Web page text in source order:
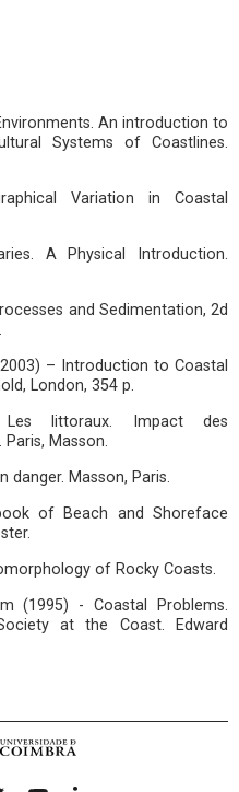
An introduction to
Systems of Coastlines.
Variation in Coastal
A Physical Introduction.
and Sedimentation, 2d
(2003) – Introduction to Coastal
London, 354 p.
Les littoraux. Impact des
Masson.
danger. Masson, Paris.
of Beach and Shoreface
of Rocky Coasts.
(1995) - Coastal Problems.
at the Coast. Edward